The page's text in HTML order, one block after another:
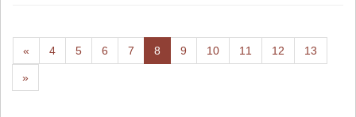
nabór
wniosków:
« Poprzednia
-
4-
strona
5-
strona
6
strona
7
strona
8 aktualna
-
9
strona
10-
strona
11
strona
12
strona
13
strona
»Następna
-